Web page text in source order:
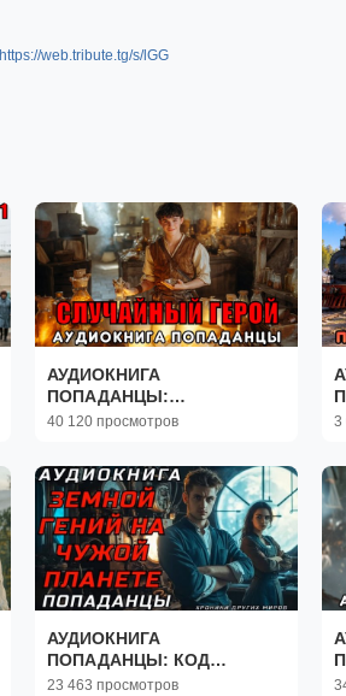
https://web.tribute.tg/s/lGG
АУДИОКНИГА
ПОПАДАНЦЫ:
СЛУЧАЙНЫЙ ГЕРОЙ
40 120 просмотров 3
АУДИОКНИГА
ПОПАДАНЦЫ: КОД
ВОЗВРАТА
23 463 просмотров